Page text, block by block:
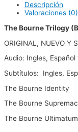
Descripción
Valoraciones (0)
The Bourne Trilogy
ORIGINAL, NUEVO Y
Audio: Ingles,
Subtítulos: Ingles,
The Bourne Identity
The Bourne
The Bourne Ultimatum